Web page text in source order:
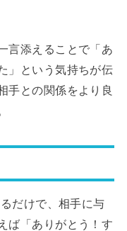
言添えることで「あ
」という気持ちが伝
手との関係をより良
だけで、相手に与
ば「ありがとう！す